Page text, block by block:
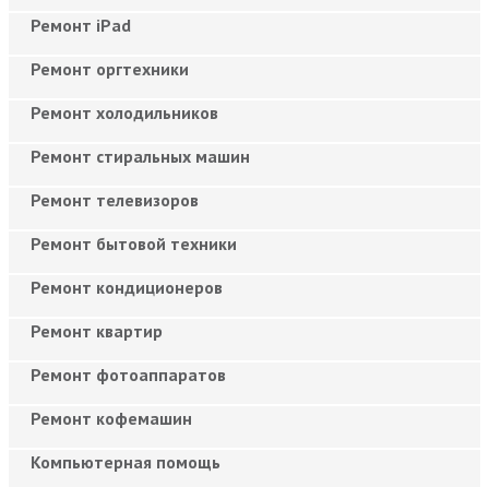
Ремонт iPad
Ремонт оргтехники
Ремонт холодильников
Ремонт стиральных машин
Ремонт телевизоров
Ремонт бытовой техники
Ремонт кондиционеров
Ремонт квартир
Ремонт фотоаппаратов
Ремонт кофемашин
Компьютерная помощь